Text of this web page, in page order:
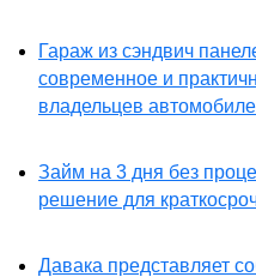
Гараж из сэндвич
современное и
владельцев
Займ на 3 дня без
решение для
Давака представляет